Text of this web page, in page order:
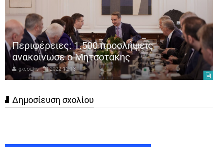
Περιφέρειες: 1.500 προσλήψεις
ανακοίνωσε ο Μητσοτάκης
gxcoukis 2022-12-13
Δημοσίευση σχολίου